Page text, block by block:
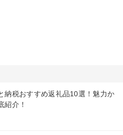
納税おすすめ返礼品10選！魅力か
紹介！